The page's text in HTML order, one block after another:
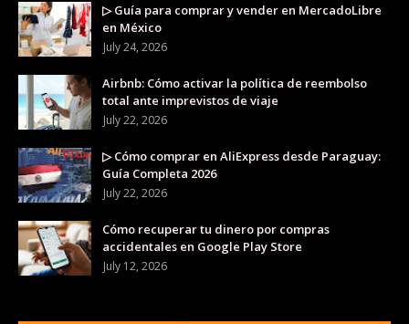
▷ Guía para comprar y vender en MercadoLibre
en México
July 24, 2026
Airbnb: Cómo activar la política de reembolso
total ante imprevistos de viaje
July 22, 2026
▷ Cómo comprar en AliExpress desde Paraguay:
Guía Completa 2026
July 22, 2026
Cómo recuperar tu dinero por compras
accidentales en Google Play Store
July 12, 2026